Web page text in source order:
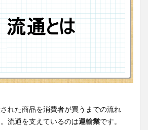
れた商品を消費者が買うまでの流れ
流通を支えているのは運輸業です。